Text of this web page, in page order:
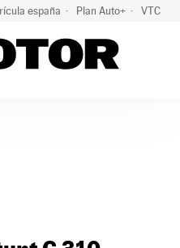
españa Plan Auto+ VTC